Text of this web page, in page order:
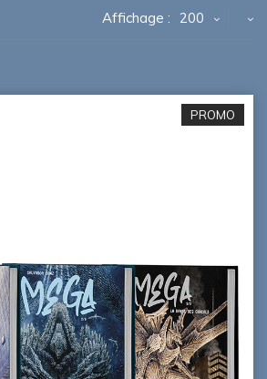
Affichage : 200
PROMO